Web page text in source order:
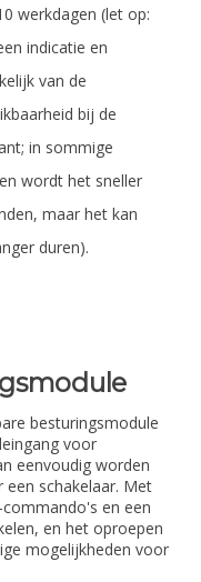
werkdagen (let op:
indicatie en
van de
bij de
in sommige
wordt het sneller
maar het kan
duren).
besturingsmodule
voor
eenvoudig worden
schakelaar. Met
en een
en het oproepen
mogelijkheden voor